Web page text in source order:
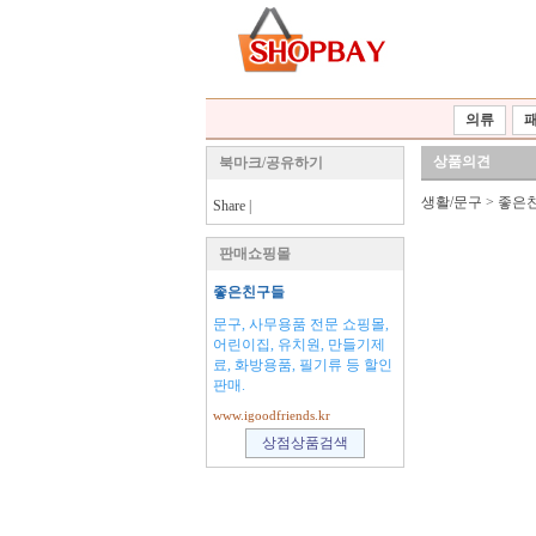
의류
북마크/공유하기
Share
판매쇼핑몰
좋은친구들
문구, 사무용품 전문 쇼핑몰,
어린이집, 유치원, 만들기제
료, 화방용품, 필기류 등 할인
판매.
www.igoodfriends.kr
상품의견
생활/문구 > 좋은